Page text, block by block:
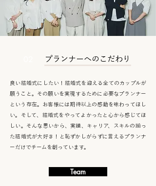
プランナーへのこだわり
良い結婚式にしたい！結婚式を迎える全てのカップルが
願うこと。その願いを実現するために必要なプランナー
という存在。お客様には期待以上の感動を味わってほし
い。そして、結婚式をやってよかったと心から感じてほ
しい。そんな思いから、実績、キャリア、スキルの揃っ
た結婚式が大好き！と恥ずかしがらずに言えるプランナ
ーだけでチームを創っています。
Team